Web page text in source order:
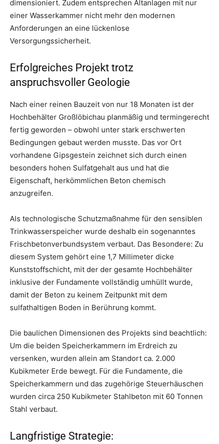
dimensioniert. Zudem entsprechen Altanlagen mit nur
einer Wasserkammer nicht mehr den modernen
Anforderungen an eine lückenlose
Versorgungssicherheit.
Erfolgreiches Projekt trotz
anspruchsvoller Geologie
Nach einer reinen Bauzeit von nur 18 Monaten ist der
Hochbehälter Großlöbichau planmäßig und termingerecht
fertig geworden – obwohl unter stark erschwerten
Bedingungen gebaut werden musste. Das vor Ort
vorhandene Gipsgestein zeichnet sich durch einen
besonders hohen Sulfatgehalt aus und hat die
Eigenschaft, herkömmlichen Beton chemisch
anzugreifen.
Als technologische Schutzmaßnahme für den sensiblen
Trinkwasserspeicher wurde deshalb ein sogenanntes
Frischbetonverbundsystem verbaut. Das Besondere: Zu
diesem System gehört eine 1,7 Millimeter dicke
Kunststoffschicht, mit der der gesamte Hochbehälter
inklusive der Fundamente vollständig umhüllt wurde,
damit der Beton zu keinem Zeitpunkt mit dem
sulfathaltigen Boden in Berührung kommt.
Die baulichen Dimensionen des Projekts sind beachtlich:
Um die beiden Speicherkammern im Erdreich zu
versenken, wurden allein am Standort ca. 2.000
Kubikmeter Erde bewegt. Für die Fundamente, die
Speicherkammern und das zugehörige Steuerhäuschen
wurden circa 250 Kubikmeter Stahlbeton mit 60 Tonnen
Stahl verbaut.
Langfristige Strategie: